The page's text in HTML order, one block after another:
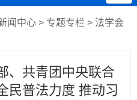
闻中心 > 专题专栏 > 法学会
、共青团中央联合
民普法力度 推动习